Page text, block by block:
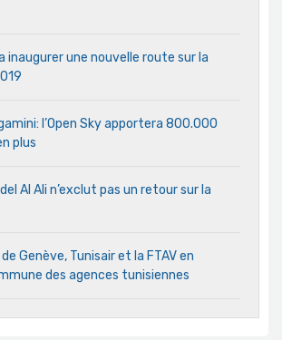
inaugurer une nouvelle route sur la
l’Open Sky apportera 800.000
plus
Al Ali n’exclut pas un retour sur la
Genève, Tunisair et la FTAV en
des agences tunisiennes